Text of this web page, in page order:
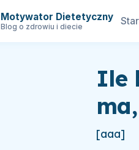
Motywator Dietetyczny
Blog o zdrowiu i diecie
Ile
[aaa]